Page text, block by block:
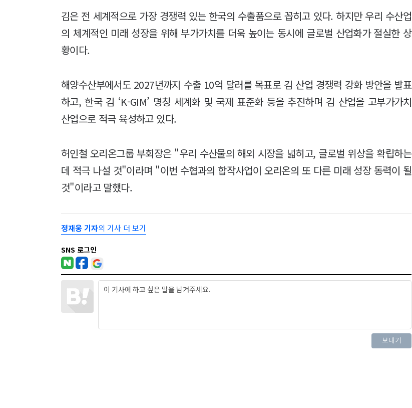
김은 전 세계적으로 가장 경쟁력 있는 한국의 수출품으로 꼽히고 있다. 하지만 우리 수산업
의 체계적인 미래 성장을 위해 부가가치를 더욱 높이는 동시에 글로벌 산업화가 절실한 상
황이다.
해양수산부에서도 2027년까지 수출 10억 달러를 목표로 김 산업 경쟁력 강화 방안을 발표
하고, 한국 김 ‘K-GIM’ 명칭 세계화 및 국제 표준화 등을 추진하며 김 산업을 고부가가치
산업으로 적극 육성하고 있다.
허인철 오리온그룹 부회장은 "우리 수산물의 해외 시장을 넓히고, 글로벌 위상을 확립하는
데 적극 나설 것"이라며 "이번 수협과의 합작사업이 오리온의 또 다른 미래 성장 동력이 될
것"이라고 말했다.
정재웅 기자의 기사 더 보기
SNS 로그인